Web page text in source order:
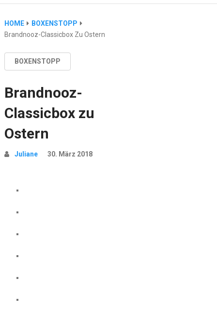
HOME
BOXENSTOPP
Brandnooz-Classicbox Zu Ostern
BOXENSTOPP
Brandnooz-
Classicbox zu
Ostern
Juliane 30. März 2018